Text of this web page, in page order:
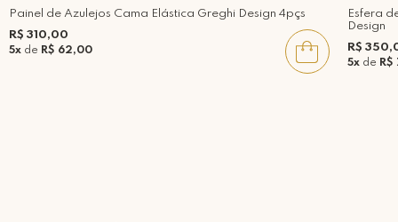
Painel de Azulejos Cama Elástica Greghi Design 4pçs
R$ 310,00
5x de R$ 62,00
Esfera
Design
R$
5xde